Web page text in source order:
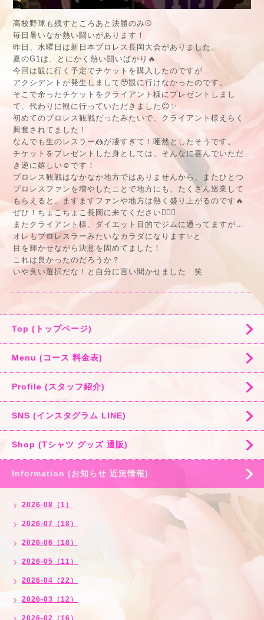
高校野球も残すところあと決勝のみ⚾️
毎日暑いなか熱い闘いがあります！
昨日、水曜日は新日本プロレス長岡大会がありました。
夏のG1は、とにかく熱い闘いばかり🔥
今回は観に行く予定でチケットを購入したのですが…
アクシデントが発生しまして🥹観に行けなかったのです。
そこで余ったチケットをクライアント様にプレゼントしまし
て、代わりに観に行っていただきました😊✨
初めてのプロレス観戦だったみたいで、クライアント様えらく
興奮されてました！
なんでも生のレスラー🤼が凄すぎて！唖然としたそうです。
チケットをプレゼントした身としては、そんなに喜んでいただ
き逆に嬉しい☺️です！
プロレス観戦はなかなか地方ではありませんから、またひとつ
プロレスファンを増やしたことで地方にも、たくさん巡業して
もらえると、ますますファンや地方は熱く盛り上がるのです🔥
ぜひ！ちょこちょこ長岡に来てください🙇🏻‍♂️
またクライアント様、ダイエット目的でジムに通ってますが…
オレもプロレスラーみたいなカラダになります✨と
目を輝かせながら決意を固めてました！
これは良かったのだろうか？
いや良い選択だな！と自分に言い聞かせました 笑
Top (トップページ)
Menu (コース 料金表)
Profile (スタッフ紹介)
SNS (インスタグラム LINE)
Shop (Tシャツ グッズ 通販)
Information (お知らせ 近況情報)
2026-08（1）
2026-07（18）
2026-06（18）
2026-05（11）
2026-04（22）
2026-03（12）
2026-02（16）